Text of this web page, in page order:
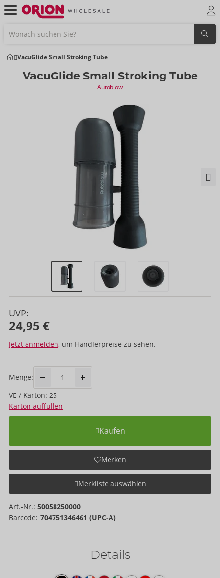
VacuGlide Small Stroking Tube
VacuGlide Small Stroking Tube
Autoblow
UVP:
24,95 €
Jetzt anmelden, um Händlerpreise zu sehen.
Menge:
VE / Karton: 25
Karton auffüllen
Kaufen
Merken
Merkliste auswählen
Art.-Nr.: 50058250000
Barcode: 704751346461 (UPC-A)
Details